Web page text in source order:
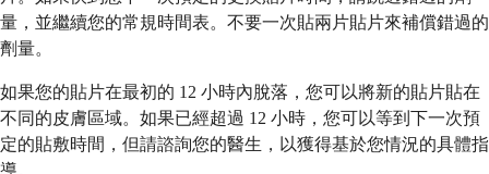
量，並繼續您的常規時間表。不要一次貼兩片貼片來補償錯過的
劑量。
如果您的貼片在最初的 12 小時內脫落，您可以將新的貼片貼在
不同的皮膚區域。如果已經超過 12 小時，您可以等到下一次預
定的貼敷時間，但請諮詢您的醫生，以獲得基於您情況的具體指
導。